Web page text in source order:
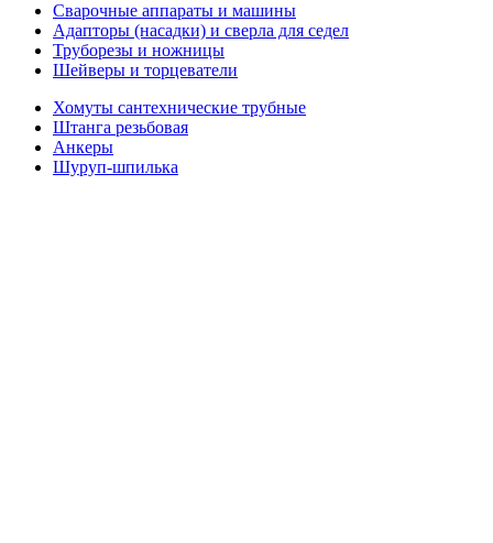
Сварочные аппараты и машины
Адапторы (насадки) и сверла для седел
Труборезы и ножницы
Шейверы и торцеватели
Хомуты сантехнические трубные
Штанга резьбовая
Анкеры
Шуруп-шпилька